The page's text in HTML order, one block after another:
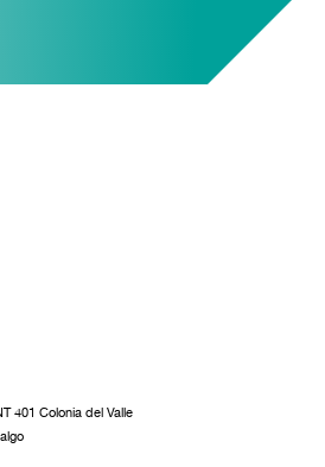
401 Colonia del Valle